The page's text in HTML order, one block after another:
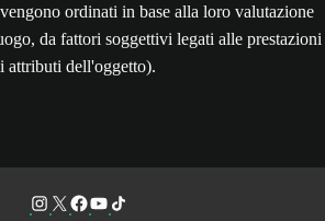
ordinati in base alla loro valutazione
da fattori soggettivi legati alle prestazioni
attributi dell'oggetto).